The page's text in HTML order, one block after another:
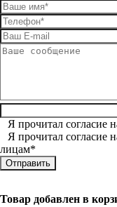
Я прочитал согласие
Я прочитал согласие
лицам*
Товар добавлен в